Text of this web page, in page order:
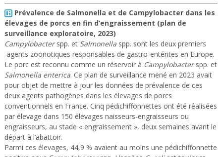
Prévalence de Salmonella et de Campylobacter dans les
élevages de porcs en fin d’engraissement (plan de
surveillance exploratoire, 2023)
Campylobacterspp. et Salmonella spp. sont les deux premiers
agents zoonotiques responsables de gastro-entérites en Europe.
Le porc est reconnu comme un réservoir à Campylobacterspp. et
Salmonella enterica. Ce plan de surveillance mené en 2023 avait
pour objet de mettre à jour les données de prévalence de ces
deux agents pathogènes dans les élevages de porcs
conventionnels en France. Cinq pédichiffonnettes ont été réalisées
par élevage dans 150 élevages naisseurs-engraisseurs ou
engraisseurs, au stade « engraissement », deux semaines avant le
départ à l’abattoir.
Parmi ces élevages, 44,9 % avaient au moins une pédichiffonnette